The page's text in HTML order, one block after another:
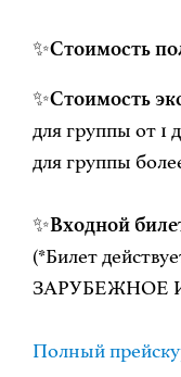
✨Стоимость
✨Стоимость
для группы от 1
для группы
✨Входной
(*Билет
ЗАРУБЕЖНОЕ
Полный